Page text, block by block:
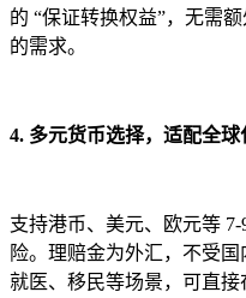
的 “保证转换权益”，无需
的需求。
4. 多元货币选择，适配全球
支持港币、美元、欧元等
险。理赔金为外汇，不受
就医、移民等场景，可直